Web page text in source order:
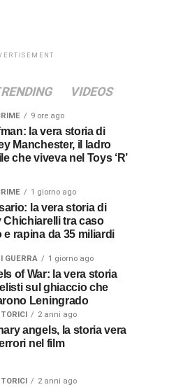
VIDEOS
9 ore ago
Manchester, il ladro
che viveva nel Toys ‘R’
1 giorno ago
Chichiarelli tra caso
e rapina da 35 miliardi
GUERRA 1 giorno ago
sul ghiaccio che
Leningrado
2 anni ago
nel film
2 anni ago